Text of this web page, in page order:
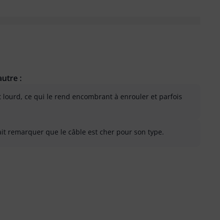
:
lourd, ce qui le rend encombrant à enrouler et parfois
remarquer que le câble est cher pour son type.
inutile